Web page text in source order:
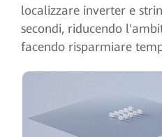
localizzare inverter e
secondi, riducendo
facendo risparmiare